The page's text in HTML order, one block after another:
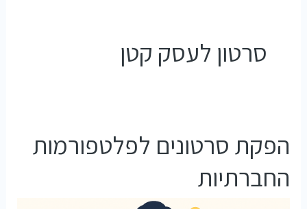
סרטון לעסק קטן
הפקת סרטונים לפלטפורמות
החברתיות